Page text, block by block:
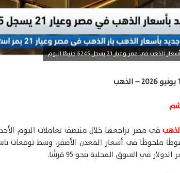
ا
مصر وعيار 21 يسجل 6245 جنيهًا اليوم
ملحوظًا في أسعار المعدن الأصفر، وسط توقعات
في السوق المحلية بنحو 95 قرشًا.